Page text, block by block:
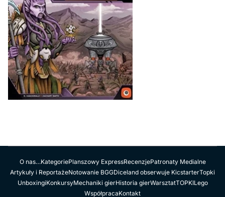
O nas…KategoriePlanszowy ExpressRecenzjePatronaty Medialne
Artykuły i ReportażeNotowanie BGGDiceland obserwuje KicstarterTopki
UnboxingiKonkursyMechaniki gierHistoria gierWarsztatTOPKILego
WspółpracaKontakt